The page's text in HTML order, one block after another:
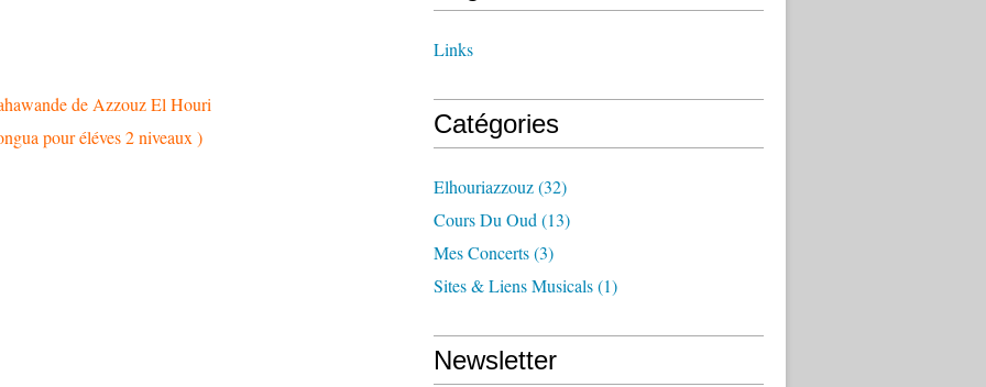
de Azzouz El Houri
pour éléves 2 niveaux )
Links
Catégories
Elhouriazzouz(32)
Cours Du Oud (13)
Mes Concerts(3)
Sites & Liens Musicals(1)
Newsletter